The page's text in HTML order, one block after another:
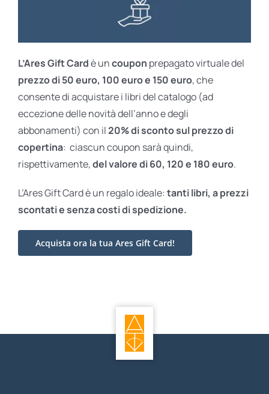
L’Ares Gift Cardè uncoupon prepagato virtuale del
prezzo di 50 euro, 100 euro e 150 euro, che
consente di acquistare i libri del catalogo (ad
eccezione delle novità dell’anno e degli
abbonamenti) con il20% di sconto sul prezzo di
copertina: ciascun coupon sarà quindi,
rispettivamente,del valore di 60, 120 e 180 euro.
L’Ares Gift Card è un regalo ideale: tanti libri, a prezzi
scontati esenza costi di spedizione.
Acquista ora la tua Ares Gift Card!